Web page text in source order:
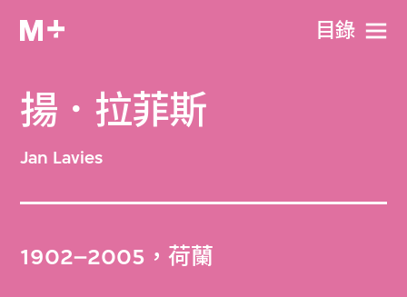
目​錄
揚．拉菲斯
Jan Lavies
1902–2005，荷蘭